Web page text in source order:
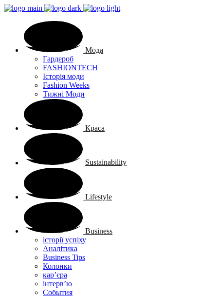
Мода
Гардероб
FASHIONTECH
Історія моди
Fashion Weeks
Тижні Моди
Краса
Sustainability
Lifestyle
Business
історії успіху
Аналітика
Business Tips
Колонки
кар’єра
інтерв’ю
Cобытия